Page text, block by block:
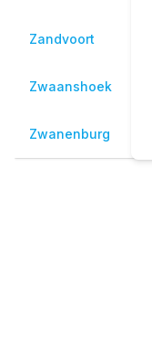
Zandvoort
Zwaanshoek
Zwanenburg